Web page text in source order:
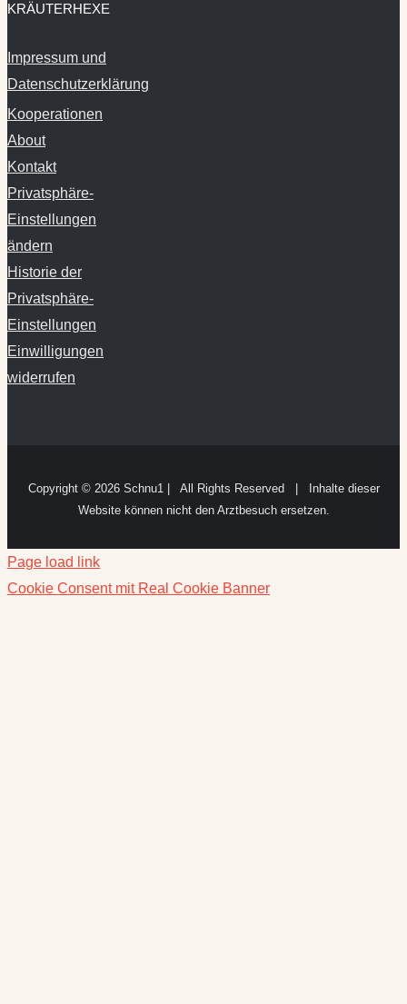
KRÄUTERHEXE
Impressum und
Datenschutzerklärung
Kooperationen
About
Kontakt
Privatsphäre-
Einstellungen
ändern
Historie der
Privatsphäre-
Einstellungen
Einwilligungen
widerrufen
Copyright © 2026 Schnu1 | All Rights Reserved | Inhalte dieser
Website können nicht den Arztbesuch ersetzen.
Page load link
Cookie Consent mit Real Cookie Banner